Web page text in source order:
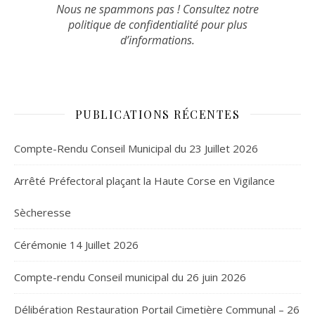
Nous ne spammons pas ! Consultez notre
politique de confidentialitépour plus
d’informations.
PUBLICATIONS RÉCENTES
Compte-Rendu Conseil Municipal du 23 Juillet 2026
Arrêté Préfectoral plaçant la Haute Corse en Vigilance
Sècheresse
Cérémonie 14 Juillet 2026
Compte-rendu Conseil municipal du 26 juin 2026
Délibération Restauration Portail Cimetière Communal – 26